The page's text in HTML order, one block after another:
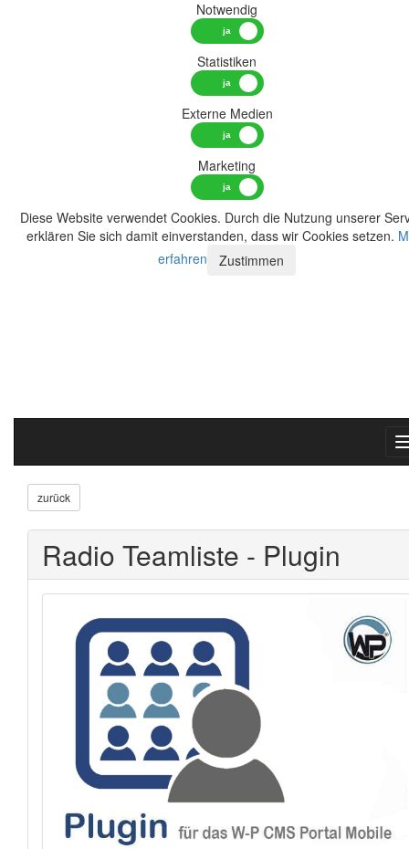
Notwendig
Statistiken
Externe Medien
Marketing
Diese Website verwendet Cookies. Durch die Nutzung unserer
erklären Sie sich damit einverstanden, dass wir Cookies setzen.
erfahren
Zustimmen
zurück
Radio Teamliste - Plugin